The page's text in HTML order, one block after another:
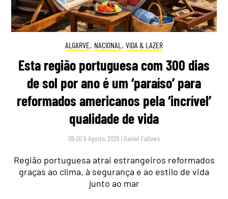
ALGARVE, NACIONAL , VIDA & LAZER
Esta região portuguesa com 300 dias
de sol por ano é um ‘paraíso’ para
reformados americanos pela ‘incrível’
qualidade de vida
09:30 9 Agosto, 2026 | Daniel Fallows
Região portuguesa atrai estrangeiros reformados
graças ao clima, à segurança e ao estilo de vida
junto ao mar